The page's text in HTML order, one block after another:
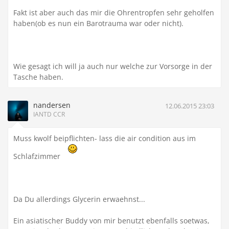
Fakt ist aber auch das mir die Ohrentropfen sehr geholfen
haben(ob es nun ein Barotrauma war oder nicht).
Wie gesagt ich will ja auch nur welche zur Vorsorge in der
Tasche haben.
nandersen
IANTD CCR
12.06.2015 23:03
Muss kwolf beipflichten- lass die air condition aus im
Schlafzimmer
Da Du allerdings Glycerin erwaehnst...
Ein asiatischer Buddy von mir benutzt ebenfalls soetwas,